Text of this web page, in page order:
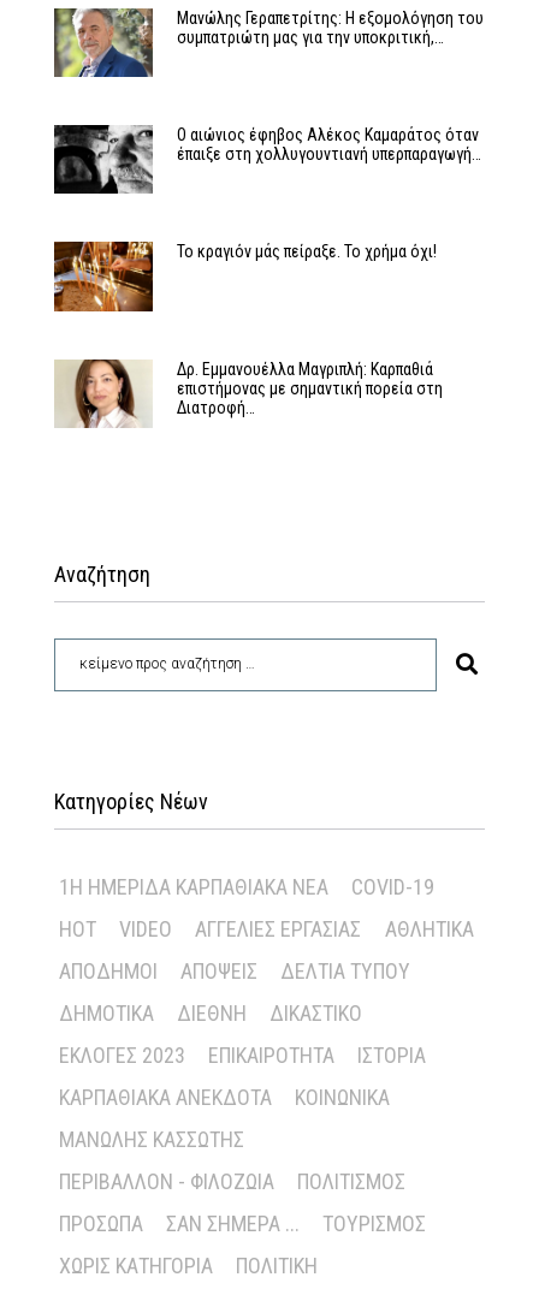
Μανώλης Γεραπετρίτης: Η εξομολόγηση του
συμπατριώτη μας για την υποκριτική,…
Ο αιώνιος έφηβος Αλέκος Καμαράτος όταν
έπαιξε στη χολλυγουντιανή υπερπαραγωγή…
Το κραγιόν μάς πείραξε. Το χρήμα όχι!
Δρ. Εμμανουέλλα Μαγριπλή: Καρπαθιά
επιστήμονας με σημαντική πορεία στη
Διατροφή…
Αναζήτηση
Κατηγορίες Νέων
1Η ΗΜΕΡΊΔΑ ΚΑΡΠΑΘΙΑΚΆ ΝΈΑ
COVID-19
HOT
VIDEO ΑΓΓΕΛΊΕΣ ΕΡΓΑΣΊΑΣ
ΑΘΛΗΤΙΚΆ
ΑΠΌΔΗΜΟΙ
ΑΠΌΨΕΙΣ
ΔΕΛΤΊΑ ΤΎΠΟΥ
ΔΗΜΟΤΙΚΆ
ΔΙΕΘΝΉ
ΔΙΚΑΣΤΙΚΌ
ΕΚΛΟΓΈΣ 2023
ΕΠΙΚΑΙΡΌΤΗΤΑ
ΙΣΤΟΡΊΑ
ΚΑΡΠΑΘΙΑΚΆ ΑΝΈΚΔΟΤΑ
ΚΟΙΝΩΝΙΚΆ
ΜΑΝΏΛΗΣ ΚΑΣΣΏΤΗΣ
ΠΕΡΙΒΆΛΛΟΝ - ΦΙΛΟΖΩΊΑ
ΠΟΛΙΤΙΣΜΌΣ
ΠΡΌΣΩΠΑ
ΣΑΝ ΣΉΜΕΡΑ ...
ΤΟΥΡΙΣΜΌΣ
ΧΩΡΊΣ ΚΑΤΗΓΟΡΊΑ
ΠΟΛΙΤΙΚΉ